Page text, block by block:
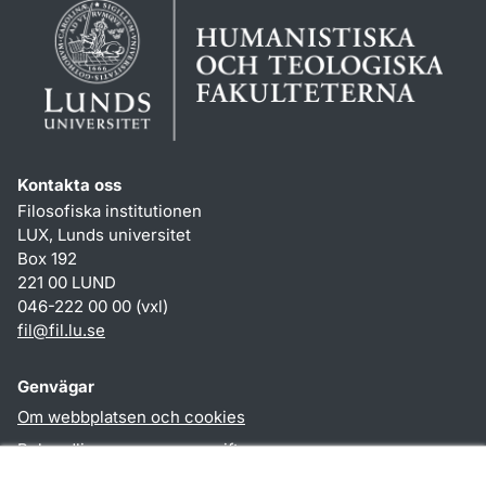
Kontakta oss
Filosofiska institutionen
LUX, Lunds universitet
Box 192
221 00 LUND
046-222 00 00 (vxl)
fil@fil.lu.se
Genvägar
Om webbplatsen och cookies
Behandling av personuppgifter